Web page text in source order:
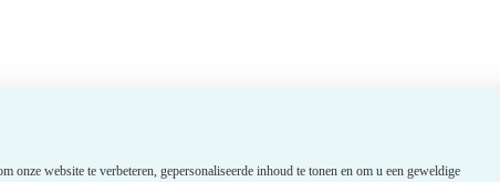
onze website te verbeteren, gepersonaliseerde inhoud te tonen en om u een geweldige